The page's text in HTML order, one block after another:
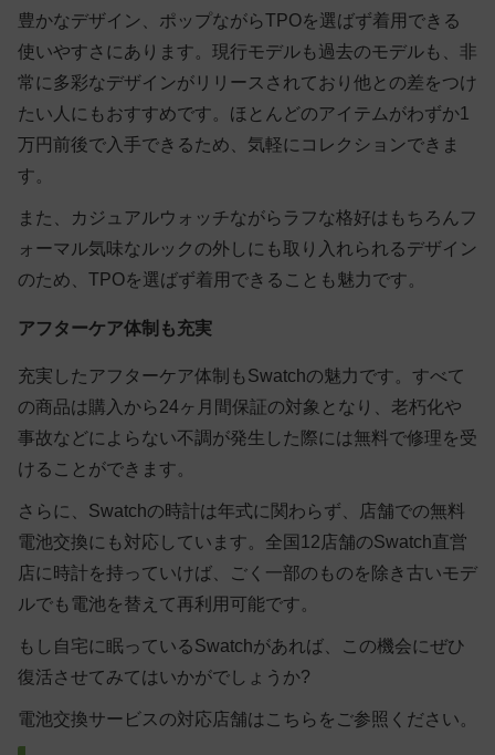
豊かなデザイン、ポップながらTPOを選ばず着用できる
使いやすさにあります。現行モデルも過去のモデルも、非
常に多彩なデザインがリリースされており他との差をつけ
たい人にもおすすめです。ほとんどのアイテムがわずか1
万円前後で入手できるため、気軽にコレクションできま
す。
また、カジュアルウォッチながらラフな格好はもちろんフ
ォーマル気味なルックの外しにも取り入れられるデザイン
のため、TPOを選ばず着用できることも魅力です。
アフターケア体制も充実
充実したアフターケア体制もSwatchの魅力です。すべて
の商品は購入から24ヶ月間保証の対象となり、老朽化や
事故などによらない不調が発生した際には無料で修理を受
けることができます。
さらに、Swatchの時計は年式に関わらず、店舗での無料
電池交換にも対応しています。全国12店舗のSwatch直営
店に時計を持っていけば、ごく一部のものを除き古いモデ
ルでも電池を替えて再利用可能です。
もし自宅に眠っているSwatchがあれば、この機会にぜひ
復活させてみてはいかがでしょうか?
電池交換サービスの対応店舗はこちらをご参照ください。